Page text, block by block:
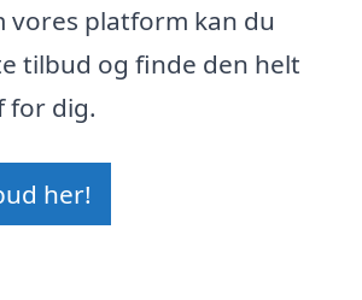
vores platform kan du
tilbud og finde den helt
for dig.
her!